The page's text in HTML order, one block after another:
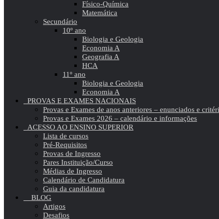
Físico-Química
Matemática
Secundário
10º ano
Biologia e Geologia
Economia A
Geografia A
HCA
11º ano
Biologia e Geologia
Economia A
PROVAS E EXAMES NACIONAIS
Provas e Exames de anos anteriores – enunciados e
Provas e Exames 2026 – calendário e informações
ACESSO AO ENSINO SUPERIOR
Lista de cursos
Pré-Requisitos
Provas de Ingresso
Pares Instituição/Curso
Médias de Ingresso
Calendário de Candidatura
Guia da candidatura
BLOG
Artigos
Desafios